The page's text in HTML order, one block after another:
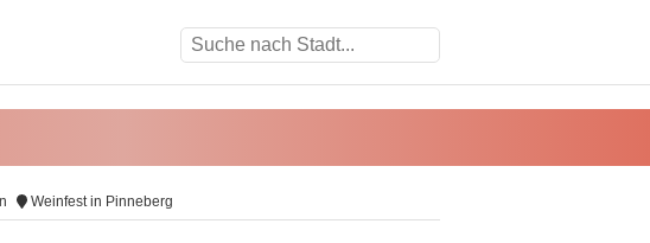
Weinfest in Pinneberg